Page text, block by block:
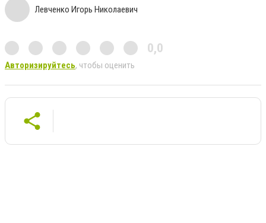
Левченко Игорь Николаевич
0,0
Авторизируйтесь, чтобы оценить